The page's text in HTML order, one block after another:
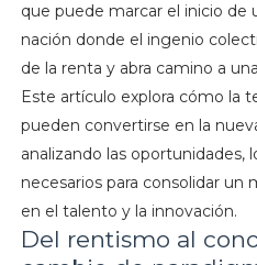
que puede marcar el inicio de
nación donde el ingenio
de la renta y abra camino a
Este artículo explora cómo la
pueden convertirse en la
analizando las oportunidades,
necesarios para consolidar un
en el talento y la innovación.
Del rentismo al